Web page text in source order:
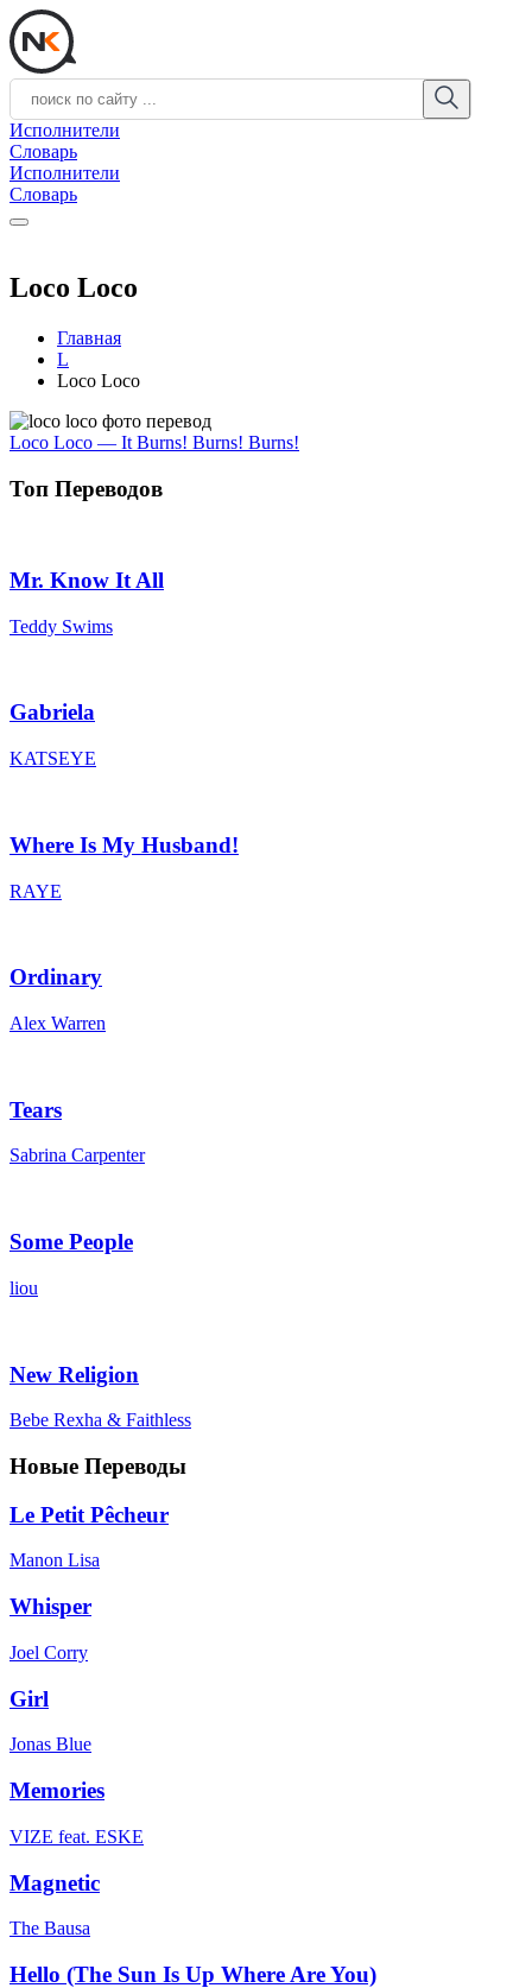
Исполнители
Словарь
Исполнители
Словарь
Loco Loco
Главная
L
Loco Loco
Loco Loco — It Burns! Burns! Burns!
Топ Переводов
Mr. Know It All
Teddy Swims
Gabriela
KATSEYE
Where Is My Husband!
RAYE
Ordinary
Alex Warren
Tears
Sabrina Carpenter
Some People
liou
New Religion
Bebe Rexha & Faithless
Новые Переводы
Le Petit Pêcheur
Manon Lisa
Whisper
Joel Corry
Girl
Jonas Blue
Memories
VIZE feat. ESKE
Magnetic
The Bausa
Hello (The Sun Is Up Where Are You)